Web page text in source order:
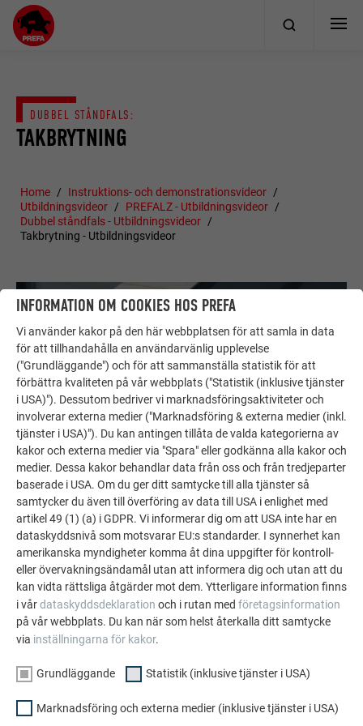
TAKBRYTNING
DUBBEL STÅNDFALS:
Home
Instruktions- och demonstrationsvideor
Utbildningsvideor
PREFALZ - Utbildningsvideor
Dubbel ståndfals - Utbildningsvideor
Takbrytning - Utbildningsvideor
TAKBRYTNING
I den här videon visas hur en takbrytning utförs.
TILLBAKA TILL ÖVERSIKT
INFORMATION OM COOKIES HOS PREFA
Vi använder kakor på den här webbplatsen för att samla in data
för att tillhandahålla en användarvänlig upplevelse
("Grundläggande") och för att sammanställa statistik för att
förbättra kvaliteten på vår webbplats ("Statistik (inklusive tjänster
i USA)"). Dessutom bedriver vi marknadsföringsaktiviteter och
involverar externa medier ("Marknadsföring & externa medier (inkl.
tjänster i USA)"). Du kan antingen tillåta de valda kategorierna av
kakor och externa medier via "Spara" eller godkänna alla kakor och
medier. Dessa kakor behandlar data från oss och från tredjeparter
baserade i USA. Om du ger ditt samtycke till alla tjänster så
samtycker du även till överföring av data till USA i enlighet med
artikel 49 (1) (a) i GDPR. Vi informerar dig om att USA inte har en
dataskyddsnivå som motsvarar EU:s standarder. I synnerhet kan
amerikanska myndigheter komma åt dina uppgifter för kontroll-
eller övervakningsändamål utan att informera dig och utan att du
kan vidta rättsliga åtgärder mot dem. Ytterligare information finns
i vårdataskyddsdeklaration och i rutan med företagsinformation
på vår webbplats. Du kan när som helst återkalla ditt samtycke
via inställningarna för kakor.
Grundläggande Statistik (inklusive tjänster i USA)
Marknadsföring och externa medier (inklusive tjänster i USA)